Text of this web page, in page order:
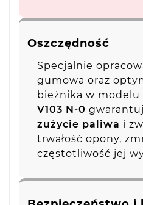
Oszczędność
Specjalnie
gumowa oraz
bieżnika w modelu
V103 N-0
zużycie paliwa i
trwałość opony,
częstotliwość jej